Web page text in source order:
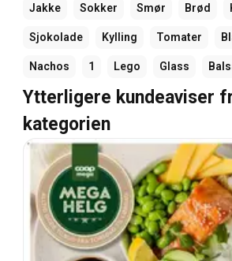
Jakke Sokker Smør Brød
Sjokolade Kylling Tomater
Nachos 1 Lego Glass
Ytterligere kundeaviser
kategorien